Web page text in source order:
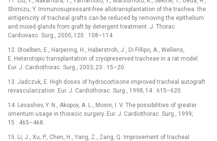
Shimizu, Y. Immunosupressant-free allotransplantation of the trachea: the
antigenicity of tracheal grafts can be reduced by removing the epithelium
and mixed glands from graft by detergent treatment. J. Thorac.
Cardiovasc. Surg., 2000; 120 : 108–114.
12. Stoelben, E., Harpering, H., Haberstroh, J., Di Fillipo, A., Wellens,
E. Heterotopic transplantation of cryopreserved tracheae in a rat model.
Eur. J. Cardiothorac. Surg., 2003; 23 : 15–20.
13. Jadczuk, E. High doses of hydrocortisone improved tracheal autograft
revascularization. Eur. J. Cardiothorac. Surg., 1998; 14 : 615–620.
14. Levashev, Y. N., Akopov, A. L., Mosin, I. V. The possibilities of greater
omentum usage in thoracic surgery. Eur. J. Cardiothorac. Surg., 1999;
15 : 465–468.
15. Li, J., Xu, P., Chen, H., Yang, Z., Zang, Q. Improvement of tracheal